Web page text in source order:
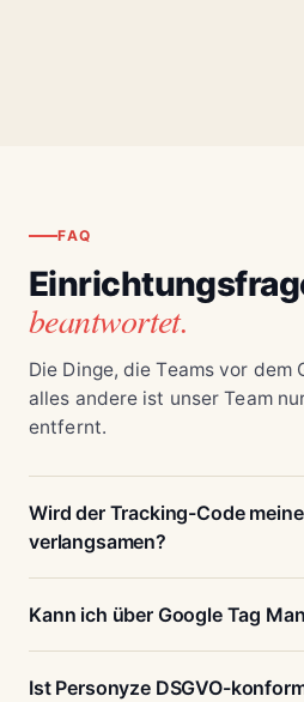
FAQ
beantwortet.
Die Dinge, die Teams vor dem
alles andere ist unser Team
entfernt.
Wird der Tracking-Code
verlangsamen?
Kann ich über Google Tag
Ist Personyze DSGVO-